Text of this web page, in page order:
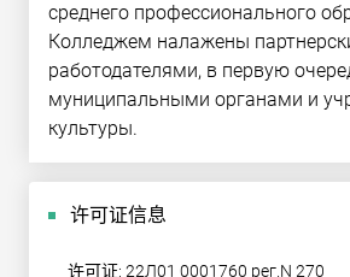
среднего профессионального
Колледжем налажены
работодателями, в первую
муниципальными органами и
культуры.
许可证信息
许可证: 22Л01 0001760 рег.N 270